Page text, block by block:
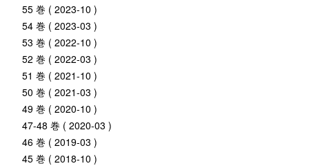
55 巻 ( 2023-10 )
54 巻 ( 2023-03 )
53 巻 ( 2022-10 )
52 巻 ( 2022-03 )
51 巻 ( 2021-10 )
50 巻 ( 2021-03 )
49 巻 ( 2020-10 )
47-48 巻 ( 2020-03 )
46 巻 ( 2019-03 )
45 巻 ( 2018-10 )